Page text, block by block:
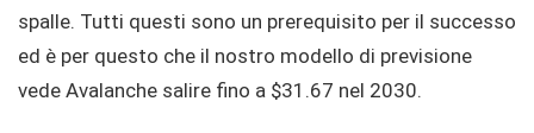
spalle. Tutti questi sono un prerequisito per il successo
ed è per questo che il nostro modello di previsione
vede Avalanche salire fino a $31.67 nel 2030.